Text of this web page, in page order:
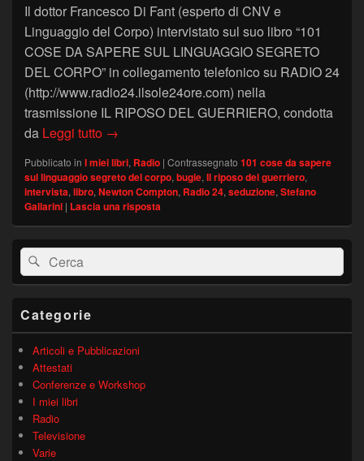
Il dottor Francesco Di Fant (esperto di CNV e
Linguaggio del Corpo) intervistato sul suo libro “101
COSE DA SAPERE SUL LINGUAGGIO SEGRETO
DEL CORPO” in collegamento telefonico su RADIO 24
(http://www.radio24.ilsole24ore.com) nella
trasmissione IL RIPOSO DEL GUERRIERO, condotta
da Leggi tutto RADIO 24 – IL RIPOSO DEL GUERRIERO
→
Pubblicato in I miei libri, Radio | Contrassegnato 101 cose da sapere
sul linguaggio segreto del corpo, bugie, Il riposo del guerriero,
intervista, libro, Newton Compton, Radio 24, seduzione, Stefano
Gallarini | Lascia una risposta
Area
widget
barra
laterale
Cerca: Cerca
Categorie
Articoli e Pubblicazioni
Attestati
Conferenze e Workshop
I miei libri
Radio
Televisione
Varie